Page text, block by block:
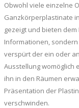
Obwohl viele einzelne
Ganzkörperplastinate
gezeigt und bieten
Informationen,
verspürt der ein oder
Ausstellung womöglich
ihn in den Räumen
Präsentation der
verschwinden.